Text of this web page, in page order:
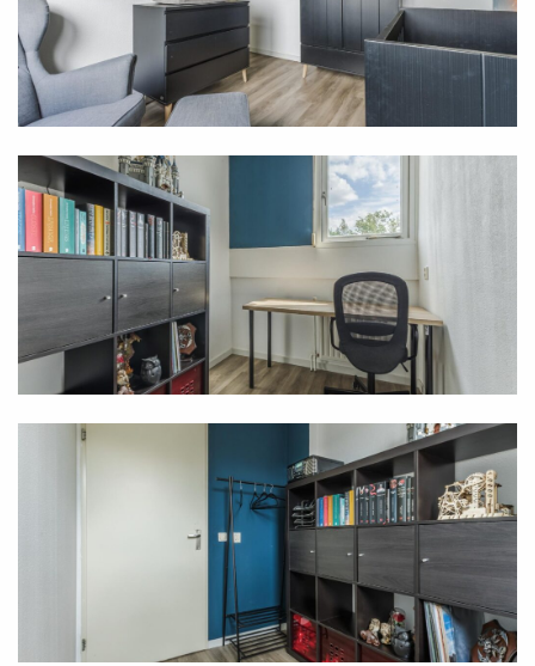
access, and a beautiful canopy.
- Neatly landscaped front garden.
- Year of construction: 1995
- Energy label: A
13 solar panels